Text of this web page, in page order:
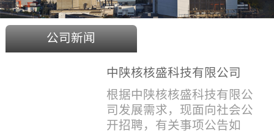
公司新闻
中陕核核盛科技有限公司
2025年度招聘公告
根据中陕核核盛科技有限公
司发展需求，现面向社会公
开招聘，有关事项公告如